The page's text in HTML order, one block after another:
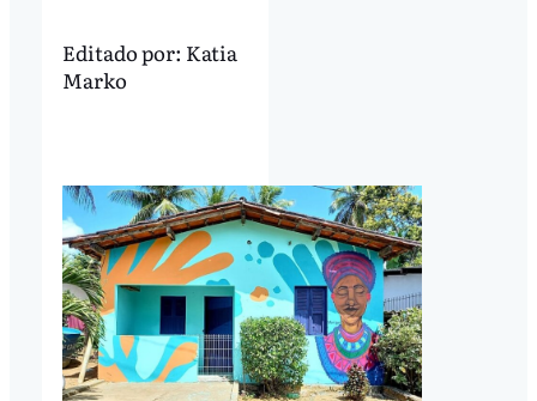
Editado por: Katia
Marko